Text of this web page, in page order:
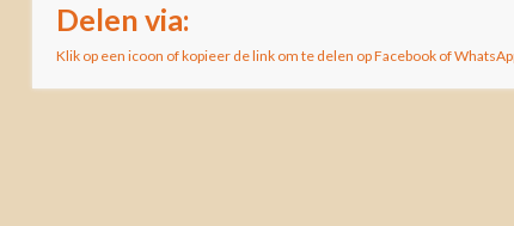
Delen via:
Klik op een icoon of kopieer de link om te delen op Facebook of